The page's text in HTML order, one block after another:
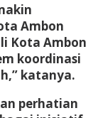
Ambon
Kota Ambon
koordinasi
katanya.
perhatian